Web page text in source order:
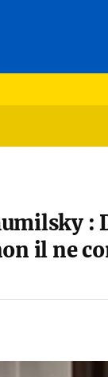
:
il ne